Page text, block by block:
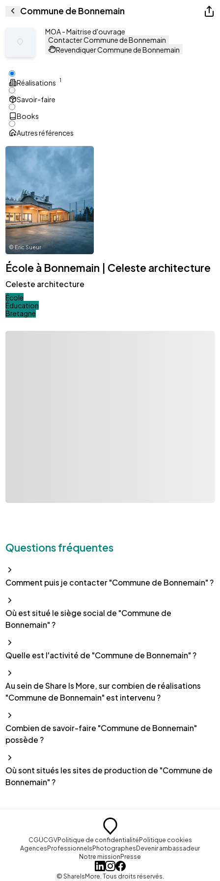
Commune de Bonnemain
MOA - Maitrise d'ouvrage
Contacter Commune de Bonnemain
Revendiquer Commune de Bonnemain
Réalisations 1
Savoir-faire
Books
Autres références
©Eric Sueur
École à Bonnemain | Celeste architecture
Celeste architecture
École
Éducation
Bretagne
Questions fréquentes
Comment puis je contacter "Commune de Bonnemain" ?
Où est situé le siège social de "Commune de
Bonnemain" ?
Quelle est l'activité de "Commune de Bonnemain" ?
Au sein de Share Is More, sur combien de réalisations
"Commune de Bonnemain" est intervenu ?
Combien de savoir-faire "Commune de Bonnemain"
possède ?
Où sont situés les sites de production de "Commune de
Bonnemain" ?
CGUCGVPolitique de confidentialitéPolitique cookies
AgencesProfessionnelsPhotographesDevenir ambassadeur
Notre missionPresse
© ShareIsMore. Tous droits réservés.